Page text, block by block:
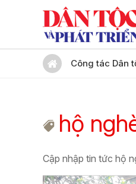
Công tác Dân
hộ
Cập nhập tin tức hộ